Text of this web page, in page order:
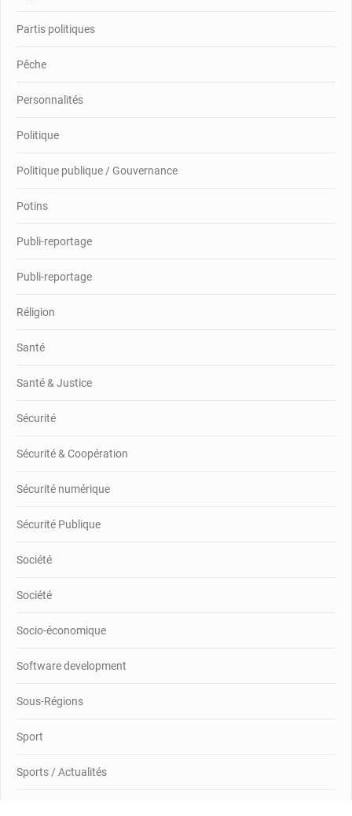
Partis politiques
Pêche
Personnalités
Politique
Politique publique / Gouvernance
Potins
Publi-reportage
Publi-reportage
Réligion
Santé
Santé & Justice
Sécurité
Sécurité & Coopération
Sécurité numérique
Sécurité Publique
Société
Société
Socio-économique
Software development
Sous-Régions
Sport
Sports / Actualités